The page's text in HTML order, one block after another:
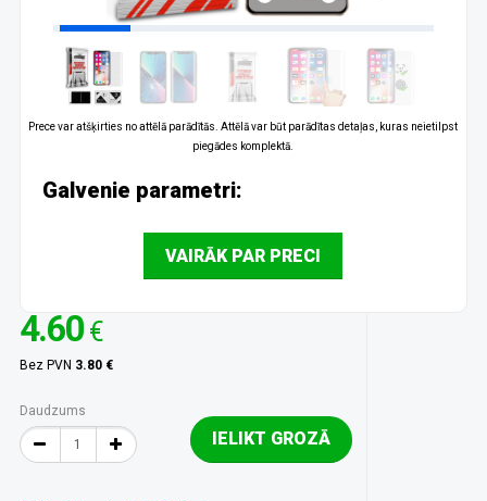
Prece var atšķirties no attēlā parādītās. Attēlā var būt parādītas detaļas, kuras neietilpst
piegādes komplektā.
Galvenie parametri:
VAIRĀK PAR PRECI
4.60 €
Bez PVN 3.80 €
Daudzums
IELIKT GROZĀ